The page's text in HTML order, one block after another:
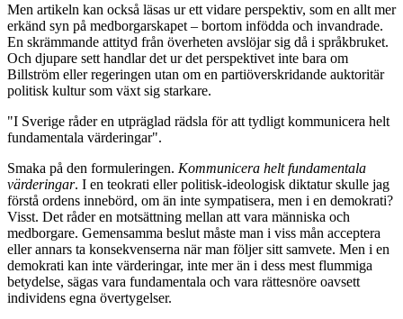
Men artikeln kan också läsas ur ett vidare perspektiv, som en allt mer
erkänd syn på medborgarskapet – bortom infödda och invandrade.
En skrämmande attityd från överheten avslöjar sig då i språkbruket.
Och djupare sett handlar det ur det perspektivet inte bara om
Billström eller regeringen utan om en partiöverskridande auktoritär
politisk kultur som växt sig starkare.
"I Sverige råder en utpräglad rädsla för att tydligt kommunicera helt
fundamentala värderingar".
Smaka på den formuleringen. Kommunicera helt fundamentala
värderingar. I en teokrati eller politisk-ideologisk diktatur skulle jag
förstå ordens innebörd, om än inte sympatisera, men i en demokrati?
Visst. Det råder en motsättning mellan att vara människa och
medborgare. Gemensamma beslut måste man i viss mån acceptera
eller annars ta konsekvenserna när man följer sitt samvete. Men i en
demokrati kan inte värderingar, inte mer än i dess mest flummiga
betydelse, sägas vara fundamentala och vara rättesnöre oavsett
individens egna övertygelser.